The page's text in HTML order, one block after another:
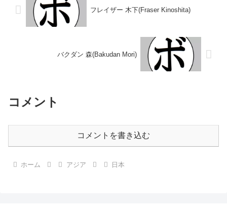
フレイザー 木下(Fraser Kinoshita)
バクダン 森(Bakudan Mori)
コメント
コメントを書き込む
ホーム アジア 日本